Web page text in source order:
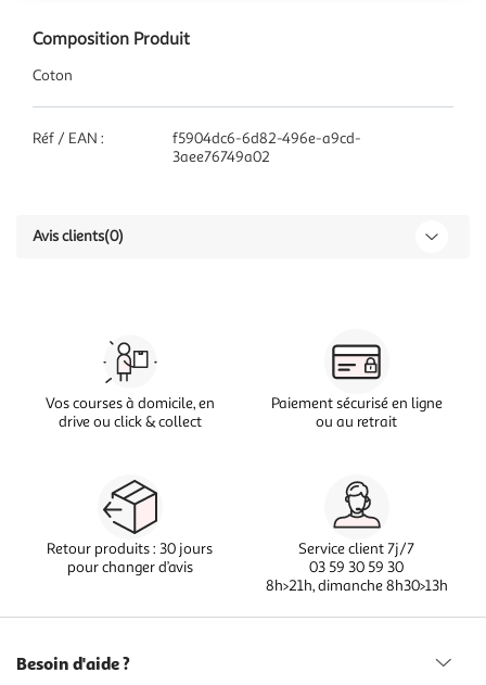
Composition Produit
Coton
Réf / EAN :
f5904dc6-6d82-496e-a9cd-
3aee76749a02
Avis clients(0)
Vos courses à domicile, en
drive ou click & collect
Paiement sécurisé en ligne
ou au retrait
Retour produits : 30 jours
pour changer d’avis
Service client 7j/7
03 59 30 59 30
8h>21h, dimanche 8h30>13h
Besoin d'aide ?